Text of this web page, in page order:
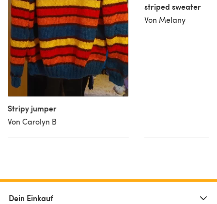
Stripy jumper
Von Carolyn B
striped sweater
Von Melany
Dein Einkauf